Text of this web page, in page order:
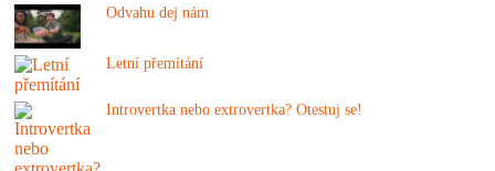
Odvahu dej nám
Letní přemítání
Introvertka nebo extrovertka? Otestuj se!